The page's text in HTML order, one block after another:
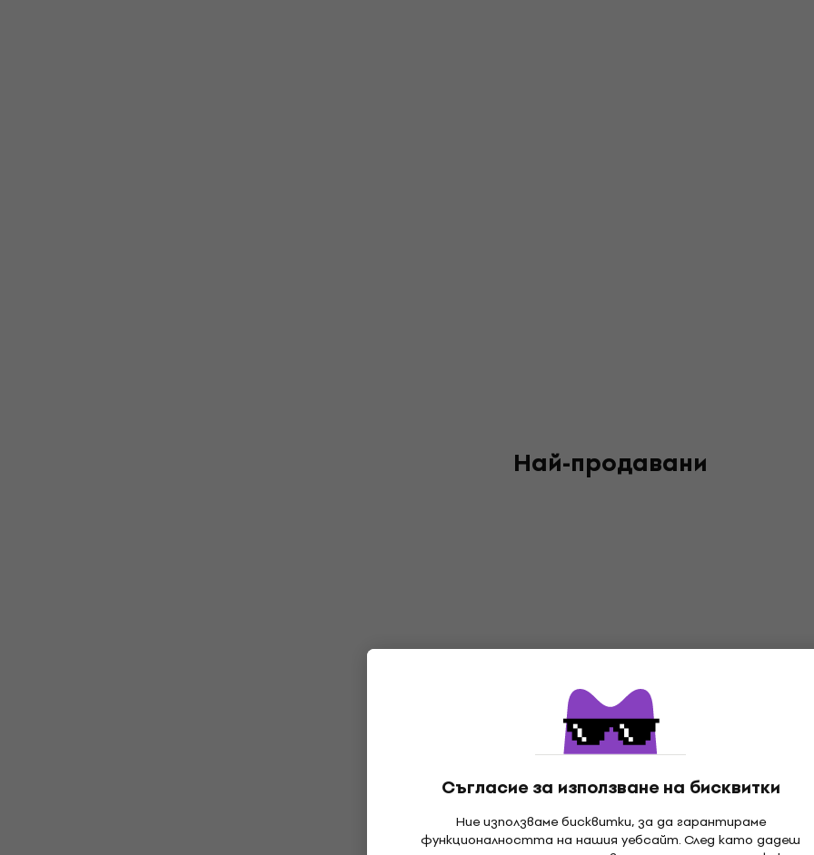
Съгласие за използване на бисквитки
Ние използваме бисквитки, за да гарантираме
функционалността на нашия уебсайт. След като дадеш
Най-продавани